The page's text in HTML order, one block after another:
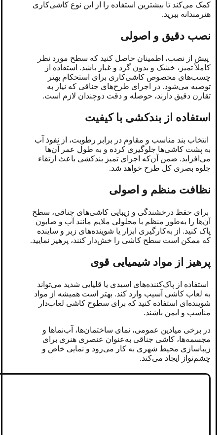
کمک می‌کند تا بیشترین استفاده را از این نوع کاشی‌کاری
هنرمندانه ببرید.
نصب دقیق و اصولی
پیش از نصب، اطمینان حاصل کنید که سطح مورد نظر
کاملاً تمیز، خشک و بدون گرد و غبار باشد. استفاده از
چسب‌های مخصوص کاشی‌کاری برای استحکام بهتر
توصیه می‌شود. در اجرای طرح‌های جناقی که نیاز به
تقارن دقیق دارند، حوصله و دقت دوچندان لازم است.
استفاده از بندکشی با کیفیت
انتخاب بند مناسب و مقاوم در برابر رطوبت، از نفوذ آب
به پشت کاشی‌ها جلوگیری کرده و به طول عمر آن‌ها
می‌افزاید. ضمن آن‌که اجرای تمیز بندکشی باعث ارتقاء
جلوه بصری کل طرح خواهد شد.
نظافت منظم و اصولی
برای حفظ درخشندگی و زیبایی کاشی‌های جناقی، سطح
آن‌ها را به‌طور منظم با محلولی ملایم مانند آب و صابون
پاک کنید. از به‌کارگیری ابزار یا شوینده‌های زبر و ساینده
که ممکن است سطح کاشی را خش‌دار کنند، پرهیز نمایید.
پرهیز از مواد شیمیایی قوی
استفاده از پاک‌کننده‌های اسیدی یا قلیایی شدید می‌تواند
به لعاب کاشی آسیب وارد کند. بهتر است همیشه از مواد
شوینده‌ای استفاده کنید که برای سطوح کاشی لعاب‌دار
مناسب و ایمن باشند.
در برخی میادین عمومی، نمای ساختمان‌ها، آب‌نماها و
مجسمه‌ها، کاشی جناقی به‌عنوان عنصری هنری برای
زیباسازی محیط شهری به کار می‌رود و نمایی خاص و
چشم‌نواز ایجاد می‌کند.